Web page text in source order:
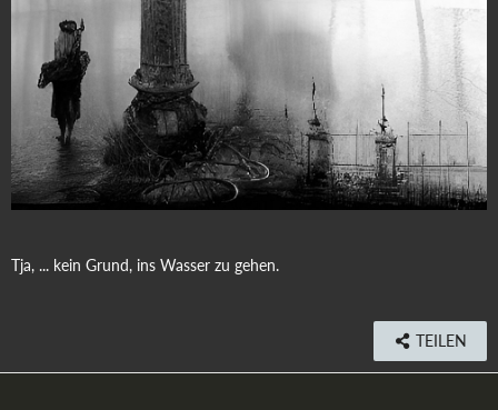
Tja, ... kein Grund, ins Wasser zu gehen.
TEILEN